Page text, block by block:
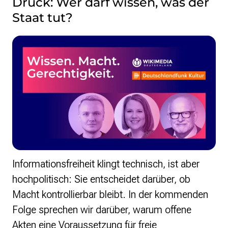
Offene Kulturdaten
Projekt Technische Wünsche
re•shape
Wissen. Macht. Gerechtigkeit.
Zukunft D
Wiktionary
Wikiversity
Über uns
Verein
Unsere Werte
Staat tut?
Informationsfreiheit klingt technisch, ist aber
hochpolitisch: Sie entscheidet darüber, ob
Macht kontrollierbar bleibt. In der kommenden
Folge sprechen wir darüber, warum offene
Akten eine Voraussetzung für freie